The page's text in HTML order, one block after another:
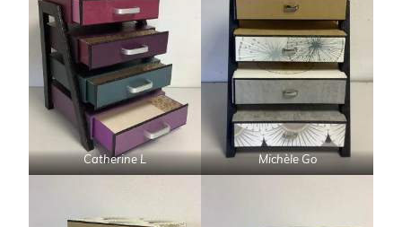
Catherine L Michèle Go